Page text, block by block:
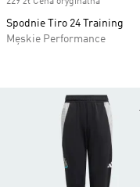
Spodnie Tiro 24 Training
Męskie Performance